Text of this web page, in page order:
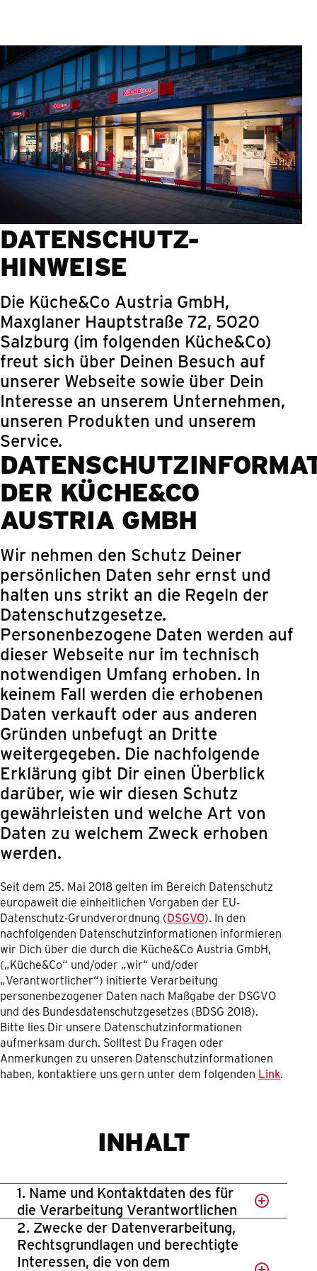
DATENSCHUTZ-
HINWEISE
Die Küche&Co Austria GmbH,
Maxglaner Hauptstraße 72, 5020
Salzburg (im folgenden Küche&Co)
freut sich über Deinen Besuch auf
unserer Webseite sowie über Dein
Interesse an unserem Unternehmen,
unseren Produkten und unserem
Service.
DER KÜCHE&CO
AUSTRIA GMBH
Wir nehmen den Schutz Deiner
persönlichen Daten sehr ernst und
halten uns strikt an die Regeln der
Datenschutzgesetze.
Personenbezogene Daten werden auf
dieser Webseite nur im technisch
notwendigen Umfang erhoben. In
keinem Fall werden die erhobenen
Daten verkauft oder aus anderen
Gründen unbefugt an Dritte
weitergegeben. Die nachfolgende
Erklärung gibt Dir einen Überblick
darüber, wie wir diesen Schutz
gewährleisten und welche Art von
Daten zu welchem Zweck erhoben
werden.
Seit dem 25. Mai 2018 gelten im Bereich Datenschutz
europaweit die einheitlichen Vorgaben der EU-
Datenschutz-Grundverordnung (DSGVO). In den
nachfolgenden Datenschutzinformationen informieren
wir Dich über die durch die Küche&Co Austria GmbH,
(„Küche&Co“ und/oder „wir“ und/oder
„Verantwortlicher“) initierte Verarbeitung
personenbezogener Daten nach Maßgabe der DSGVO
und des Bundesdatenschutzgesetzes (BDSG 2018).
Bitte lies Dir unsere Datenschutzinformationen
aufmerksam durch. Solltest Du Fragen oder
Anmerkungen zu unseren Datenschutzinformationen
haben, kontaktiere uns gern unter dem folgenden Link.
INHALT
1. Name und Kontaktdaten des für
die Verarbeitung Verantwortlichen
2. Zwecke der Datenverarbeitung,
Rechtsgrundlagen und berechtigte
Interessen, die von dem